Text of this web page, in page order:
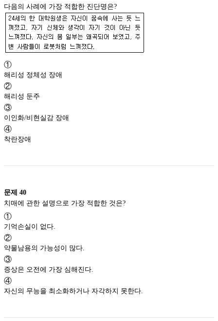
①
해리성 정체성 장애
②
해리성 둔주
③
이인화/비현실감 장애
④
착란장애
문제 40
①
기억손실이 없다.
②
약물남용의 가능성이 많다.
③
증상은 오전에 가장 심해진다.
④
자신의 무능을 최소화하거나 자각하지 못한다.